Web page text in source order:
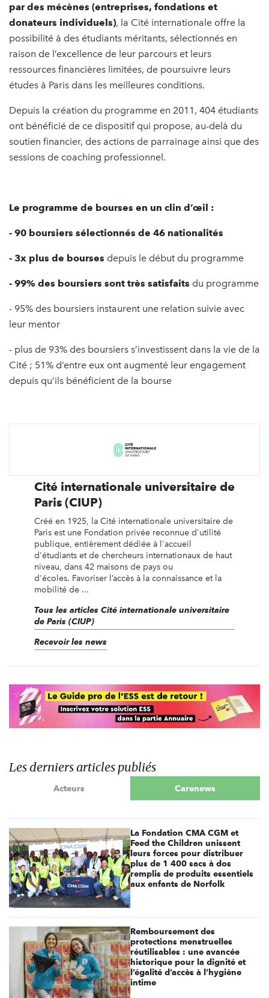
par des mécènes (entreprises, fondations et
donateurs individuels), la Cité internationale offre la
possibilité à des étudiants méritants, sélectionnés en
raison de l’excellence de leur parcours et leurs
ressources financières limitées, de poursuivre leurs
études à Paris dans les meilleures conditions.
Depuis la création du programme en 2011, 404 étudiants
ont bénéficié de ce dispositif qui propose, au-delà du
soutien financier, des actions de parrainage ainsi que des
sessions de coaching professionnel.
Le programme de bourses en un clin d’œil :
- 90 boursiers sélectionnés de 46 nationalités
- 3x plus de bourses depuis le début du programme
- 99% des boursiers sont très satisfaits du programme
- 95% des boursiers instaurent une relation suivie avec
leur mentor
- plus de 93% des boursiers s’investissent dans la vie de la
Cité ; 51% d’entre eux ont augmenté leur engagement
depuis qu’ils bénéficient de la bourse
Cité internationale universitaire de
Paris (CIUP)
Créé en 1925, la Cité internationale universitaire de
Paris est une Fondation privée reconnue d'utilité
publique, entièrement dédiée à l'accueil
d'étudiants et de chercheurs internationaux de haut
niveau, dans 42 maisons de pays ou
d'écoles. Favoriser l’accès à la connaissance et la
mobilité de ...
Tous les articles Cité internationale universitaire
de Paris (CIUP)
Recevoir les news
Les derniers articles publiés
Acteurs Carenews
La Fondation CMA CGM et
Feed the Children unissent
leurs forces pour distribuer
plus de 1 400 sacs à dos
remplis de produits essentiels
aux enfants de Norfolk
Remboursement des
protections menstruelles
réutilisables : une avancée
historique pour la dignité et
l’égalité d’accès à l’hygiène
intime